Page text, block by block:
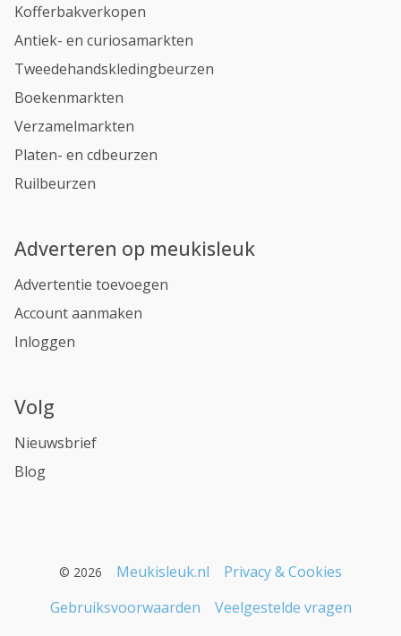
Kofferbakverkopen
Antiek- en curiosamarkten
Tweedehandskledingbeurzen
Boekenmarkten
Verzamelmarkten
Platen- en cdbeurzen
Ruilbeurzen
Adverteren op meukisleuk
Advertentie toevoegen
Account aanmaken
Inloggen
Volg
Nieuwsbrief
Blog
© 2026 Meukisleuk.nl
Privacy & Cookies
Gebruiksvoorwaarden
Veelgestelde vragen